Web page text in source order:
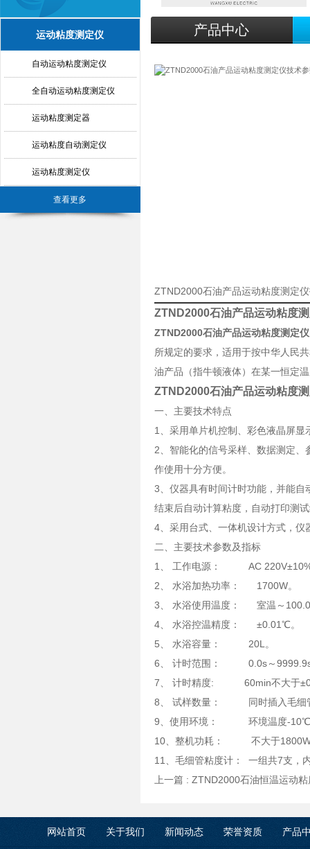
运动粘度测定仪
自动运动粘度测定仪
全自动运动粘度测定仪
运动粘度测定器
运动粘度自动测定仪
运动粘度测定仪
查看更多
产品中心
ZTND2000石油产品运动粘度测定
ZTND2000石油产品运动粘度
ZTND2000石油产品运动粘度测定仪
所规定的要求，适用于按中华人民
油产品（指牛顿液体）在某一恒定
ZTND2000石油产品运动粘度
一、主要技术特点
1、采用单片机控制、彩色液晶屏
2、智能化的信号采样、数据测定
作使用十分方便。
3、仪器具有时间计时功能，并能
结束后自动计算粘度，自动打印测
4、采用台式、一体机设计方式，仪
二、主要技术参数及指标
1、 工作电源： AC 220V±10%
2、 水浴加热功率： 1700W。
3、 水浴使用温度： 室温～
4、 水浴控温精度： ±0.01℃。
5、 水浴容量： 20L。
6、 计时范围： 0.0s～
7、 计时精度: 60min不大于
8、 试样数量： 同时插入毛细
9、使用环境： 环境温度-10℃
10、整机功耗： 不大于
11、毛细管粘度计： 一组共7支，
上一篇 : ZTND2000石油恒温运动
网站首页 关于我们 新闻动态 荣誉资质 产品